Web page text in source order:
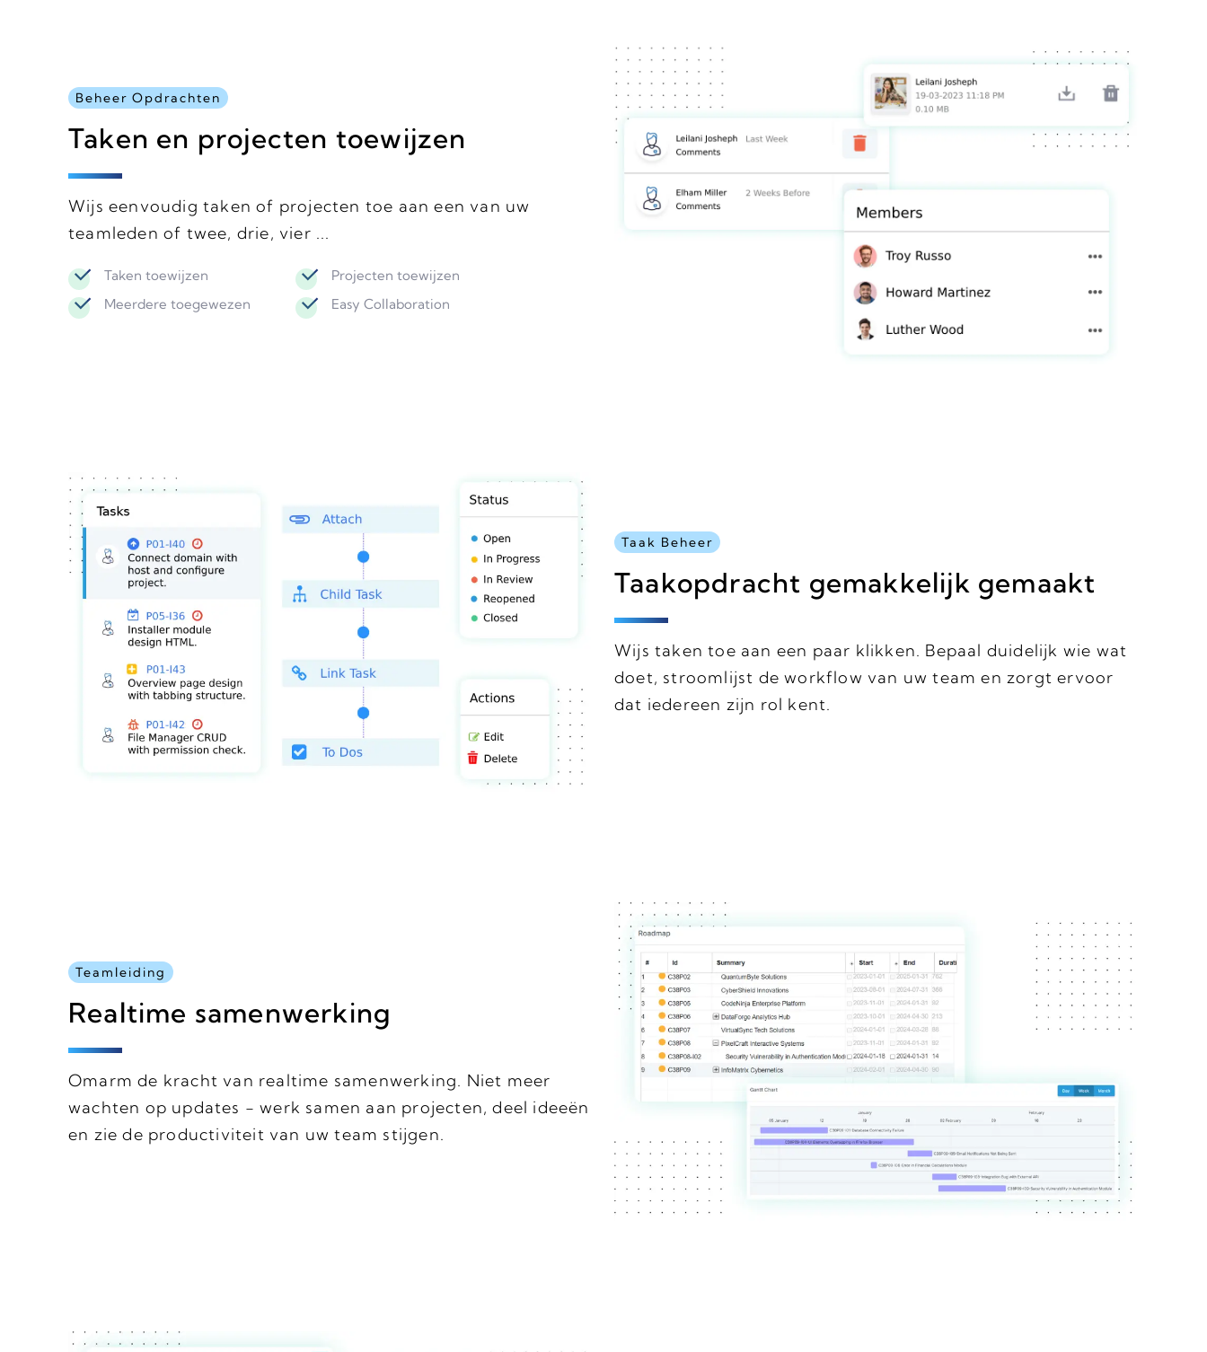
Beheer Opdrachten
Taken en projecten toewijzen
Wijs eenvoudig taken of projecten toe aan een van uw
teamleden of twee, drie, vier ...
Taken toewijzen
Projecten toewijzen
Meerdere toegewezen
Easy Collaboration
Taak Beheer
Taakopdracht gemakkelijk gemaakt
Wijs taken toe aan een paar klikken. Bepaal duidelijk wie wat
doet, stroomlijst de workflow van uw team en zorgt ervoor
dat iedereen zijn rol kent.
Teamleiding
Realtime samenwerking
Omarm de kracht van realtime samenwerking. Niet meer
wachten op updates - werk samen aan projecten, deel ideeën
en zie de productiviteit van uw team stijgen.